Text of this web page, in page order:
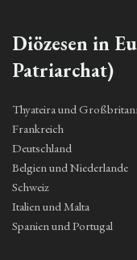
Diözesen in
Patriarchat)
Thyateira und
Frankreich
Deutschland
Belgien und Niederlande
Schweiz
Italien und Malta
Spanien und Portugal